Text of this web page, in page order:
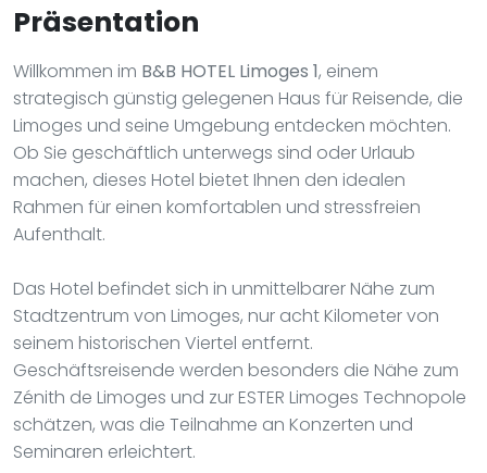
Präsentation
Willkommen im B&B HOTEL Limoges 1, einem
strategisch günstig gelegenen Haus für Reisende, die
Limoges und seine Umgebung entdecken möchten.
Ob Sie geschäftlich unterwegs sind oder Urlaub
machen, dieses Hotel bietet Ihnen den idealen
Rahmen für einen komfortablen und stressfreien
Aufenthalt.
Das Hotel befindet sich in unmittelbarer Nähe zum
Stadtzentrum von Limoges, nur acht Kilometer von
seinem historischen Viertel entfernt.
Geschäftsreisende werden besonders die Nähe zum
Zénith de Limoges und zur ESTER Limoges Technopole
schätzen, was die Teilnahme an Konzerten und
Seminaren erleichtert.